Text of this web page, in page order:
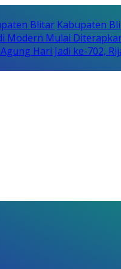
Blitar Kabupaten
Modern Mulai
Hari Jadi ke-702,